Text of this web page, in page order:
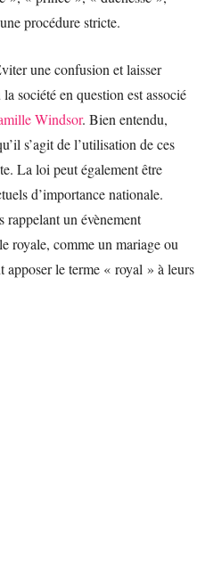
procédure stricte.
une confusion et laisser
société en question est associé
Windsor. Bien entendu,
s’agit de l’utilisation de ces
La loi peut également être
d’importance nationale.
rappelant un évènement
royale, comme un mariage ou
apposer le terme « royal » à leurs